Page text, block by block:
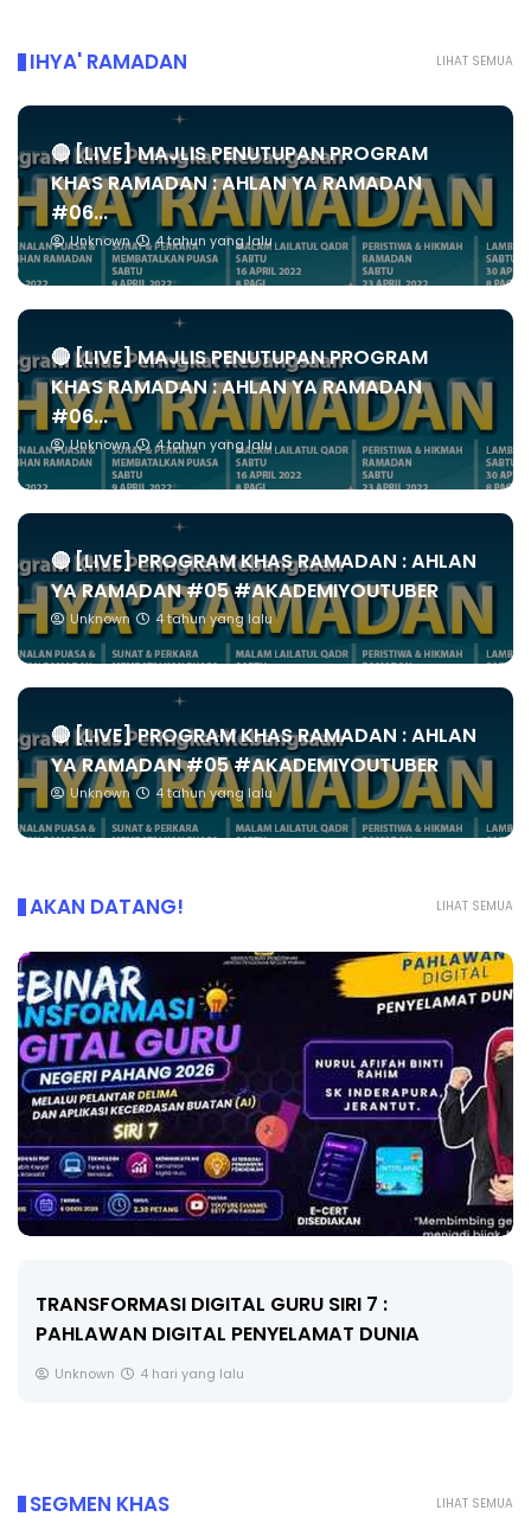
LIHAT SEMUA
IHYA' RAMADAN
🔴 [LIVE] MAJLIS PENUTUPAN PROGRAM
KHAS RAMADAN : AHLAN YA RAMADAN
#06...
Unknown 4 tahun yang lalu
🔴 [LIVE] MAJLIS PENUTUPAN PROGRAM
KHAS RAMADAN : AHLAN YA RAMADAN
#06...
Unknown 4 tahun yang lalu
🔴 [LIVE] PROGRAM KHAS RAMADAN : AHLAN
YA RAMADAN #05 #AKADEMIYOUTUBER
Unknown 4 tahun yang lalu
🔴 [LIVE] PROGRAM KHAS RAMADAN : AHLAN
YA RAMADAN #05 #AKADEMIYOUTUBER
Unknown 4 tahun yang lalu
LIHAT SEMUA
AKAN DATANG!
MAJLIS ANUGERAH FFK (FESTIVAL LENSA
PENDIDIKAN - FLeP) 2026
Unknown 5 hari yang lalu
LIHAT SEMUA
SEGMEN KHAS